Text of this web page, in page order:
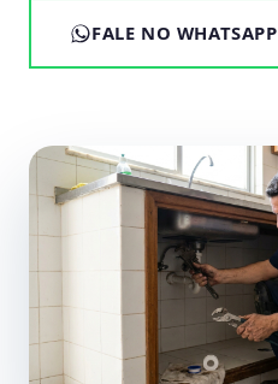
FALE NO WHATSAPP